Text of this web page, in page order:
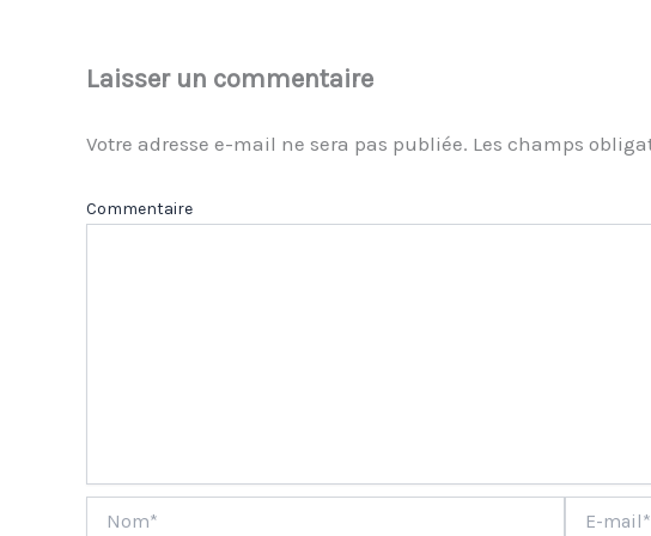
Laisser un commentaire
Votre adresse e-mail ne sera pas publiée. Les champs
mail*